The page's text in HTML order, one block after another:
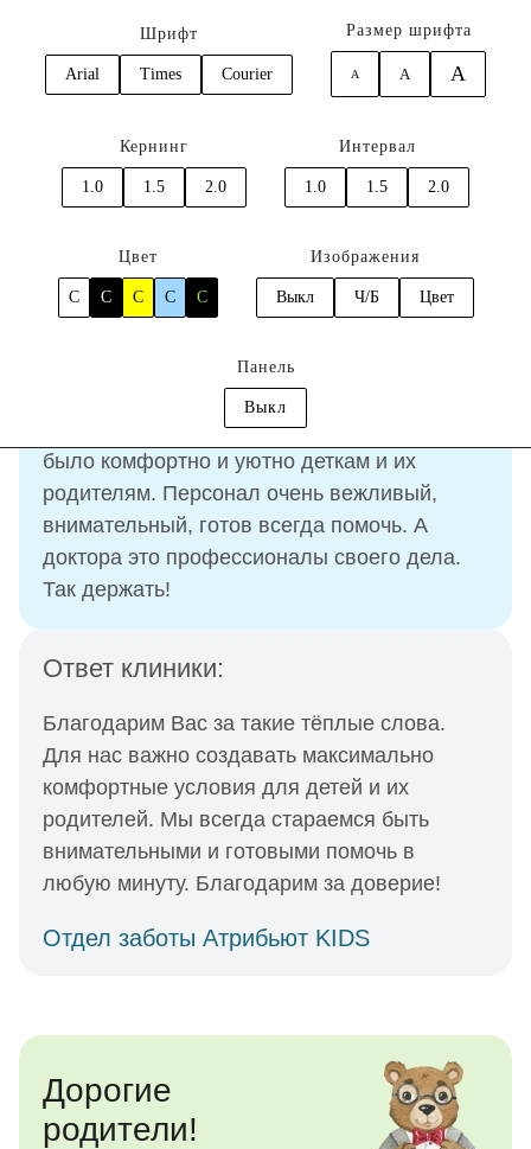
Шрифт
Arial Times Courier
Размер шрифта
A A A
Кернинг
1.0 1.5 2.0
Интервал
1.0 1.5 2.0
Цвет
C C C C C
Изображения
Выкл Ч/Б Цвет
Панель
Выкл
Главная Отзывы Быкова София
ОтзывБыкова София
Все отлично, продумано до мелочей ,чтобы
было комфортно и уютно деткам и их
родителям. Персонал очень вежливый,
внимательный, готов всегда помочь. А
доктора это профессионалы своего дела.
Так держать!
Ответ клиники:
Благодарим Вас за такие тёплые слова.
Для нас важно создавать максимально
комфортные условия для детей и их
родителей. Мы всегда стараемся быть
внимательными и готовыми помочь в
любую минуту. Благодарим за доверие!
Отдел заботы Атрибьют KIDS
Дорогие
родители!